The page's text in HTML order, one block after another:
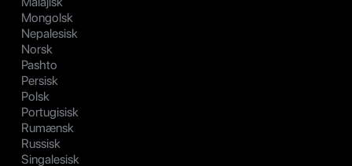
Mongolsk
Nepalesisk
Norsk
Pashto
Persisk
Polsk
Portugisisk
Rumænsk
Russisk
Singalesisk